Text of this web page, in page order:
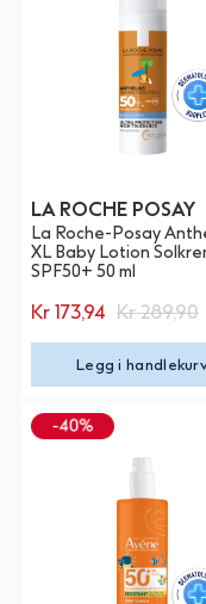
LA ROCHE POSAY
La Roche-Posay
XL Baby Lotion
SPF50+ 50 ml
Kr 173,94 Kr 289,90
Legg i